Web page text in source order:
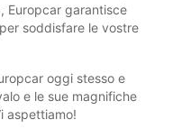
Europcar garantisce
soddisfare le vostre
oggi stesso e
e le sue magnifiche
aspettiamo!